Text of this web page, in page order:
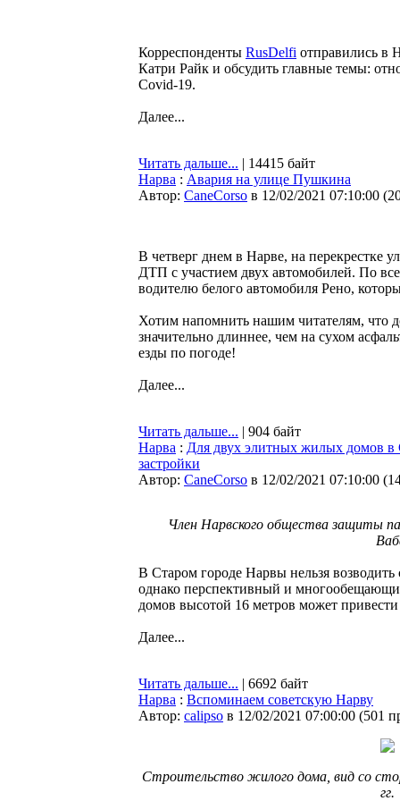
Корреспонденты RusDelfi отправились в
Катри Райк и обсудить главные темы:
Covid-19.
Далее...
Читать дальше... | 14415 байт
Нарва : Авария на улице Пушкина
Автор: CaneCorso в 12/02/2021 07:10:00 (
В четверг днем в Нарве, на перекрестке
ДТП с участием двух автомобилей. По
водителю белого автомобиля Рено,
Хотим напомнить нашим читателям, что
значительно длиннее, чем на сухом
езды по погоде!
Далее...
Читать дальше... | 904 байт
Нарва : Для двух элитных жилых домов в
застройки
Автор: CaneCorso в 12/02/2021 07:10:00 (
Член Нарвского общества защиты
В Старом городе Нарвы нельзя
однако перспективный и
домов высотой 16 метров может
Далее...
Читать дальше... | 6692 байт
Нарва : Вспоминаем советскую Нарву
Автор: calipso в 12/02/2021 07:00:00 (501
Строительство жилого дома, вид со
гг.